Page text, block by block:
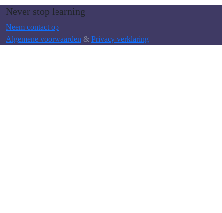
Never stop learning
Neem contact op
Algemene voorwaarden & Privacy verklaring